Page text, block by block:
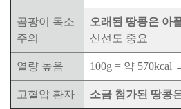
곰팡이 독소
주의
오래된 땅콩은 아
신선도 중요
열량 높음 100g = 약 570kcal
고혈압 환자 소금 첨가된 땅콩